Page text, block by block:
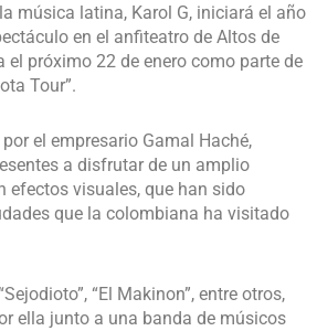
música latina, Karol G, iniciará el año
en el anfiteatro de Altos de
el próximo 22 de enero como parte de
Tour”.
el empresario Gamal Haché,
a disfrutar de un amplio
efectos visuales, que han sido
que la colombiana ha visitado
“El Makinon”, entre otros,
ella junto a una banda de músicos